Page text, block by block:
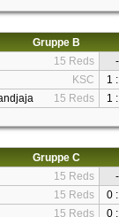
Gruppe B
15 Reds
-
KSC
1
15 Reds 1
Gruppe C
15 Reds
-
15 Reds
0
15 Reds 0